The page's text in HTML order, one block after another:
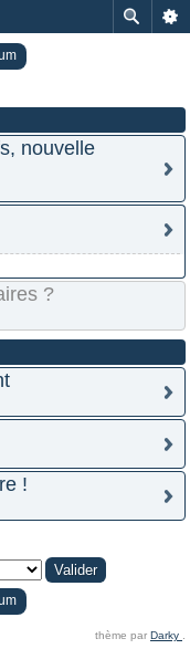
nouvelle
?
!
thème par Darky